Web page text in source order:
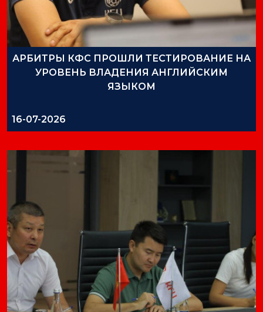
АРБИТРЫ КФС ПРОШЛИ ТЕСТИРОВАНИЕ НА
УРОВЕНЬ ВЛАДЕНИЯ АНГЛИЙСКИМ
ЯЗЫКОМ
16-07-2026